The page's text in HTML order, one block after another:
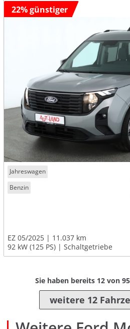
22% günstiger
Jahreswagen
Benzin
EZ 05/2025
11.037 km
92 kW (125 PS)
Schaltgetriebe
Sie haben bereits 12von 95
weitere 12